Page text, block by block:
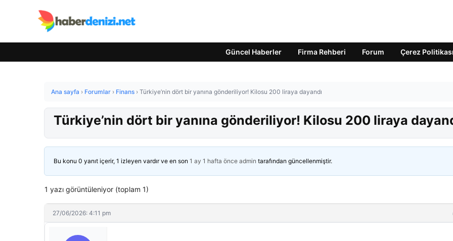
Güncel Haberler Firma Rehberi Forum Çerez Politikası
Ana sayfa › Forumlar › Finans › Türkiye’nin dört bir yanına gönderiliyor! Kilosu 200 liraya dayandı
Türkiye’nin dört bir yanına gönderiliyor! Kilosu 200 liraya
Bu konu 0 yanıt içerir, 1 izleyen vardır ve en son 1 ay 1 hafta önce admin tarafından güncellenmiştir.
1 yazı görüntüleniyor (toplam 1)
27/06/2026: 4:11 pm